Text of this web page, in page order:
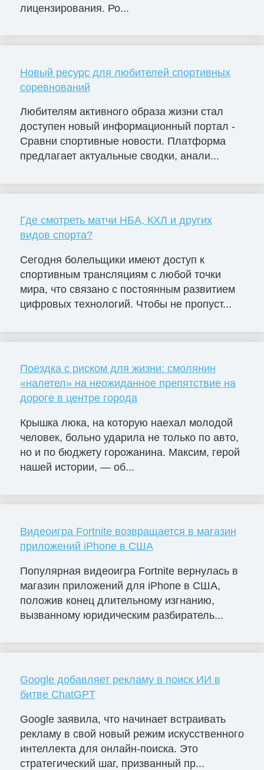
лицензирования. Ро...
Новый ресурс для любителей спортивных
соревнований
Любителям активного образа жизни стал
доступен новый информационный портал -
Сравни спортивные новости. Платформа
предлагает актуальные сводки, анали...
Где смотреть матчи НБА, КХЛ и других
видов спорта?
Сегодня болельщики имеют доступ к
спортивным трансляциям с любой точки
мира, что связано с постоянным развитием
цифровых технологий. Чтобы не пропуст...
Поездка с риском для жизни: смолянин
«налетел» на неожиданное препятствие на
дороге в центре города
Крышка люка, на которую наехал молодой
человек, больно ударила не только по авто,
но и по бюджету горожанина. Максим, герой
нашей истории, — об...
Видеоигра Fortnite возвращается в магазин
приложений iPhone в США
Популярная видеоигра Fortnite вернулась в
магазин приложений для iPhone в США,
положив конец длительному изгнанию,
вызванному юридическим разбиратель...
Google добавляет рекламу в поиск ИИ в
битве ChatGPT
Google заявила, что начинает встраивать
рекламу в свой новый режим искусственного
интеллекта для онлайн-поиска. Это
стратегический шаг, призванный пр...